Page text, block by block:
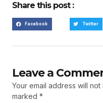
Share this post :
Facebook Twitter
Leave a
Your email address will
marked *